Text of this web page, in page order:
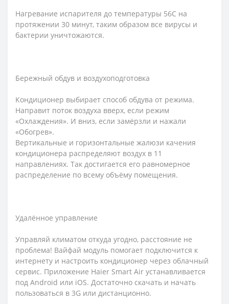
Нагревание испарителя до температуры 56С на
протяжении 30 минут, таким образом все вирусы и
бактерии уничтожаются.
Бережный обдув и воздухоподготовка
Кондиционер выбирает способ обдува от режима.
Направит поток воздуха вверх, если режим
«Охлаждения». И вниз, если замёрзли и нажали
«Обогрев».
Вертикальные и горизонтальные жалюзи качения
кондиционера распределяют воздух в 11
направлениях. Так достигается его равномерное
распределение по всему объёму помещения.
Удалённое управление
Управляй климатом откуда угодно, расстояние не
проблема! Вайфай модуль помогает подключится к
интернету и настроить кондиционер через облачный
сервис. Приложение Haier Smart Air устанавливается
под Android или iOS. Достаточно скачать и начать
пользоваться в 3G или дистанционно.